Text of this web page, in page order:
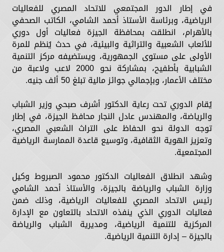
في إطار الدور المجتمعي للاتحاد المصري للفعاليات
الرياضية، وبرئاسة الأستاذ أحمد الشامي، الكاتب الصحفي
بالأهرام، انطلقت بمحافظة الجيزة فعاليات أول دوري
للألعاب الشعبية والتراثية والبيئية، في حدث يُنظم للمرة
الأولى على مستوى الجمهورية، ويستضيفه مركز التنمية
الشبابية بأطفيح، بمشاركة نحو 2000 لاعب ولاعبة من
مختلف الأعمار، وبإجمالي جوائز مالية تبلغ 50 ألف جنيه.
يُقام الدوري تحت رعاية الدكتور أشرف صبحي وزير الشباب
والرياضة، والمهندس عادل النجار محافظ الجيزة، في إطار
توجه الدولة نحو الحفاظ على التراث الشعبي المصري،
وتعزيز الهوية الثقافية، وتوسيع قاعدة الممارسة الرياضية
المجتمعية.
وشهد انطلاق الفعاليات الدكتور محمود الصبروط وكيل
وزارة الشباب والرياضة بالجيزة، والأستاذ أحمد الشامي
رئيس الاتحاد المصري للفعاليات الرياضية، وذلك ضمن
فعاليات الدوري الذي ينفذه الاتحاد بالتعاون مع الإدارة
المركزية للتنمية الرياضية، ومديرية الشباب والرياضة
بالجيزة – إدارة التنمية الرياضية.